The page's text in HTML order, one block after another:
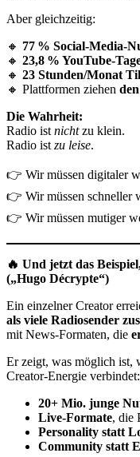
Aber gleichzeitig:
🔸 77 %
🔸 23,8 %
🔸 23 Stunden/Monat
🔸 Plattformen ziehen
Die Wahrheit:
Radio ist nichtzu klein.
Radio ist zu leise.
👉 Wir müssen digitaler
👉 Wir müssen schneller
👉 Wir müssen mutiger
🔥 Und jetzt das
(„Hugo Décrypte“)
Ein einzelner Creator
als viele Radiosender
mit News‑Formaten, die
Er zeigt, was möglich ist,
Creator‑Energie verbindet:
20+ Mio. junge
Live‑Formate, die
Personality statt
Community statt